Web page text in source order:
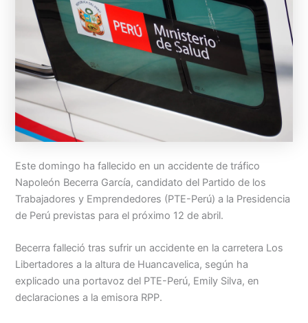
Menu
Este domingo ha fallecido en un accidente de tráfico
Napoleón Becerra García, candidato del Partido de los
Trabajadores y Emprendedores (PTE-Perú) a la Presidencia
de Perú previstas para el próximo 12 de abril.
Becerra falleció tras sufrir un accidente en la carretera Los
Libertadores a la altura de Huancavelica, según ha
explicado una portavoz del PTE-Perú, Emily Silva, en
declaraciones a la emisora RPP.